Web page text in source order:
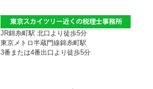
JR錦糸町駅 北口より徒歩5分
東京メトロ半蔵門線錦糸町駅
3番または4番出口より徒歩5分